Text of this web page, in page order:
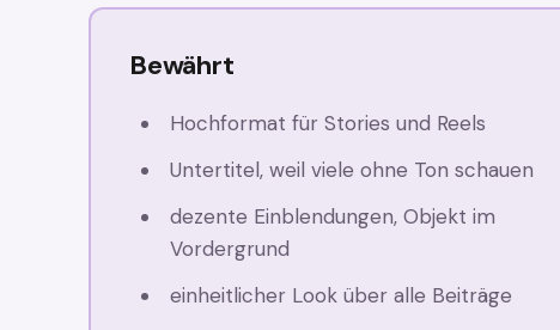
Bewährt
Hochformat für Stories und Reels
Untertitel, weil viele ohne Ton schauen
dezente Einblendungen, Objekt im
Vordergrund
einheitlicher Look über alle Beiträge